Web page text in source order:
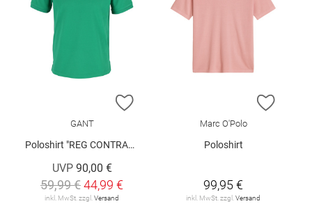
ZUR WUNSCHLISTE HINZUFÜGEN
GANT
Poloshirt "REG CONTRAST"
UVP 90,00 €
59,99 €44,99 €
inkl. MwSt. zzgl. Versand
ZUR
Marc O'Polo
Poloshirt
99,95 €
inkl. MwSt. zzgl. Versand